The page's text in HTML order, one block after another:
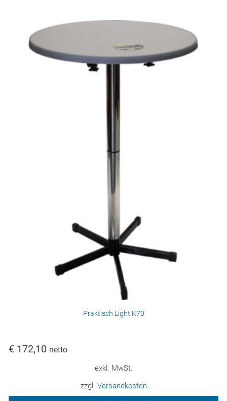
Praktisch Light K70
€ 172,10 netto
exkl. MwSt.
zzgl. Versandkosten